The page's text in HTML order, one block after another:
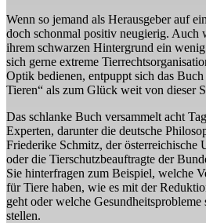
Wenn so jemand als Herausgeber auf
doch schonmal positiv neugierig. Auch
ihrem schwarzen Hintergrund ein
sich gerne extreme
Optik bedienen, entpuppt sich das
Tieren“ als zum Glück weit von dieser
Das schlanke Buch versammelt acht
Experten, darunter die deutsche
Friederike Schmitz, der
oder die Tierschutzbeauftragte der
Sie hinterfragen zum Beispiel, welche
für Tiere haben, wie es mit der
geht oder welche
stellen.